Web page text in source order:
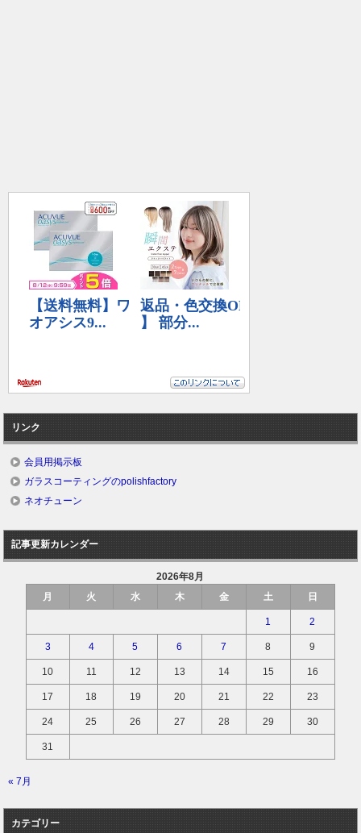
リンク
会員用掲示板
ガラスコーティングのpolishfactory
ネオチューン
記事更新カレンダー
2026年8月
月
火 水 木 金 土 日
1 2
3 4 5 6 7 8 9
10 11 12 13 14 15 16
17 18 19 20 21 22 23
24 25 26 27 28 29 30
31
« 7月
カテゴリー